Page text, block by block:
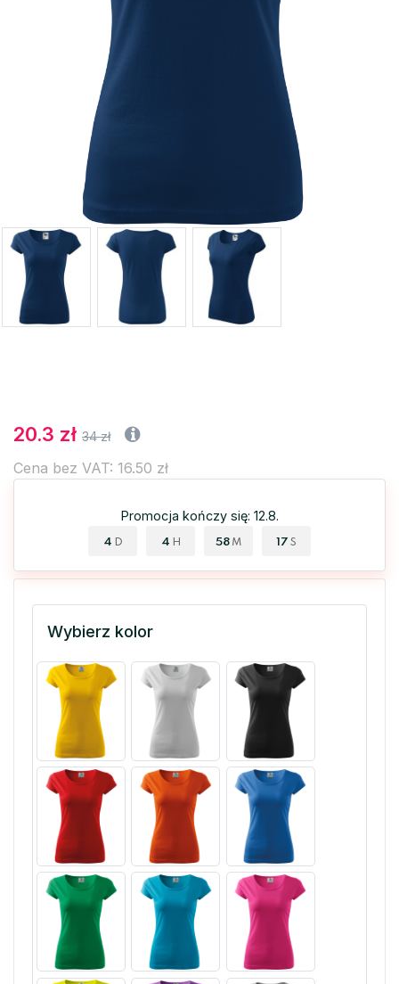
20.3 zł 34 zł
Cena bez VAT: 16.50 zł
Promocja kończy się: 12.8.
4 D 4 H 58 M 16 S
Wybierz kolor